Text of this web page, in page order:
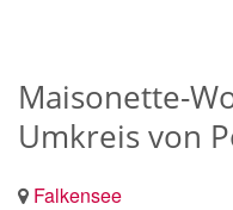
Maisonette-
Umkreis von
Falkensee